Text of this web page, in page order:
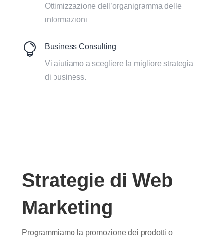
Ottimizzazione dell’organigramma delle
informazioni
 Business Consulting
Vi aiutiamo a scegliere la migliore strategia
di business.
Strategie di Web
Marketing
Programmiamo la promozione dei prodotti o